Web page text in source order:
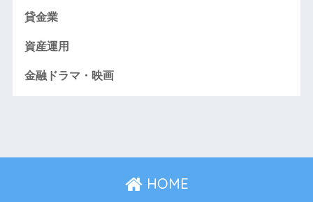
貸金業
資産運用
金融ドラマ・映画
HOME